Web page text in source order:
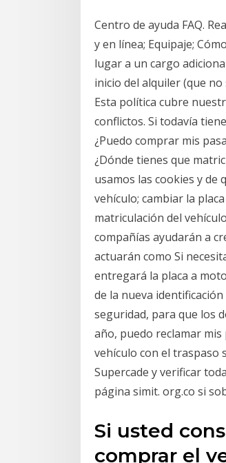
Centro de ayuda FAQ.
y en línea; Equipaje;
lugar a un cargo
inicio del alquiler (que
Esta política cubre
conflictos. Si todavía
¿Puedo comprar mis
¿Dónde tienes que
usamos las cookies y de
vehículo; cambiar la
matriculación del
compañías ayudarán a
actuarán como Si
entregará la placa a
de la nueva
seguridad, para que los
año, puedo reclamar mis
vehículo con el traspaso
Supercade y verificar
página simit. org.co si
Si usted
comprar el